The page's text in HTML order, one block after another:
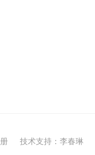
技术支持：李春琳